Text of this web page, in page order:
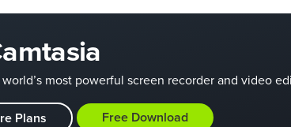
most powerful screen recorder and video
Plans Free Download